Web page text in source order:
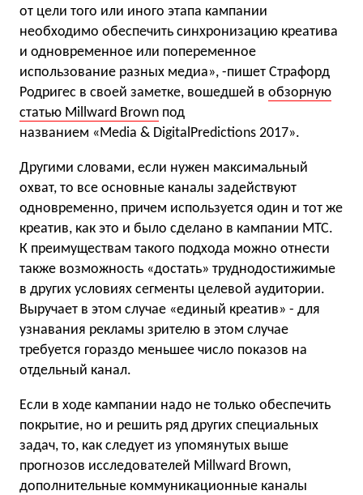
от цели того или иного этапа кампании
необходимо обеспечить синхронизацию креатива
и одновременное или попеременное
использование разных медиа», -пишет Страфорд
Родригес в своей заметке, вошедшей в обзорную
статью Millward Brown под
названием «Media & DigitalPredictions 2017».
Другими словами, если нужен максимальный
охват, то все основные каналы задействуют
одновременно, причем используется один и тот же
креатив, как это и было сделано в кампании МТС.
К преимуществам такого подхода можно отнести
также возможность «достать» труднодостижимые
в других условиях сегменты целевой аудитории.
Выручает в этом случае «единый креатив» - для
узнавания рекламы зрителю в этом случае
требуется гораздо меньшее число показов на
отдельный канал.
Если в ходе кампании надо не только обеспечить
покрытие, но и решить ряд других специальных
задач, то, как следует из упомянутых выше
прогнозов исследователей Millward Brown,
дополнительные коммуникационные каналы